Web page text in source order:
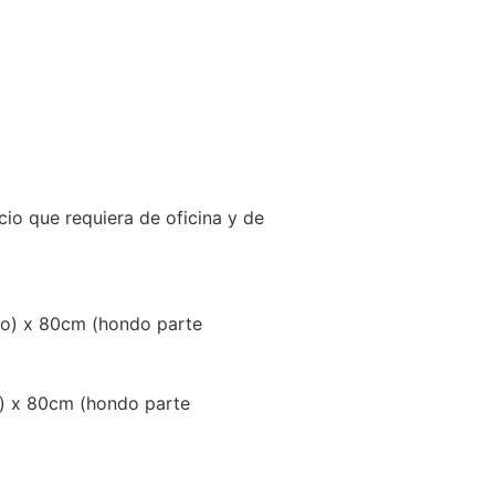
que requiera de oficina y de
x 80cm (hondo parte
x 80cm (hondo parte